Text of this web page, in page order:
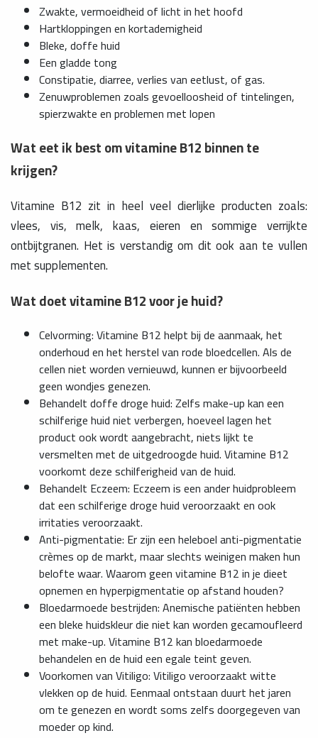
Zwakte, vermoeidheid of licht in het hoofd
Hartkloppingen en kortademigheid
Bleke, doffe huid
Een gladde tong
Constipatie, diarree, verlies van eetlust, of gas.
Zenuwproblemen zoals gevoelloosheid of tintelingen,
spierzwakte en problemen met lopen
Wat eet ik best om vitamine B12 binnen te
krijgen?
Vitamine B12 zit in heel veel dierlijke producten zoals:
vlees, vis, melk, kaas, eieren en sommige verrijkte
ontbijtgranen. Het is verstandig om dit ook aan te vullen
met supplementen.
Wat doet vitamine B12 voor je huid?
Celvorming: Vitamine B12 helpt bij de aanmaak, het
onderhoud en het herstel van rode bloedcellen. Als de
cellen niet worden vernieuwd, kunnen er bijvoorbeeld
geen wondjes genezen.
Behandelt doffe droge huid: Zelfs make-up kan een
schilferige huid niet verbergen, hoeveel lagen het
product ook wordt aangebracht, niets lijkt te
versmelten met de uitgedroogde huid. Vitamine B12
voorkomt deze schilferigheid van de huid.
Behandelt Eczeem: Eczeem is een ander huidprobleem
dat een schilferige droge huid veroorzaakt en ook
irritaties veroorzaakt.
Anti-pigmentatie: Er zijn een heleboel anti-pigmentatie
crèmes op de markt, maar slechts weinigen maken hun
belofte waar. Waarom geen vitamine B12 in je dieet
opnemen en hyperpigmentatie op afstand houden?
Bloedarmoede bestrijden: Anemische patiënten hebben
een bleke huidskleur die niet kan worden gecamoufleerd
met make-up. Vitamine B12 kan bloedarmoede
behandelen en de huid een egale teint geven.
Voorkomen van Vitiligo: Vitiligo veroorzaakt witte
vlekken op de huid. Eenmaal ontstaan duurt het jaren
om te genezen en wordt soms zelfs doorgegeven van
moeder op kind.